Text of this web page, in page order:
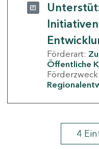
Förderart:
Öffentliche
Förderzweck:
4